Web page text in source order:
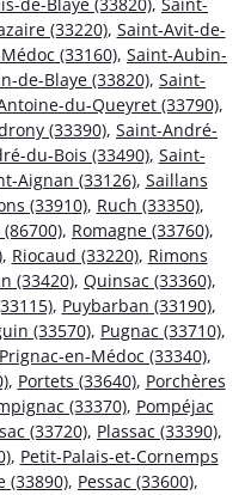
(33220), Saint-Avit-de-
(33160), Saint-Aubin-
de-Blaye (33820), Saint-
du-Queyret (33790),
(33390), Saint-André-
du-Bois (33490), Saint-
Aignan (33126), Saillans
(33910), Ruch (33350),
, Romagne (33760),
, Riocaud (33220), Rimons
(33420), Quinsac (33360),
, Puybarban (33190),
(33570), Pugnac (33710),
Prignac-en-Médoc (33340),
, Portets (33640), Porchères
(33370), Pompéjac
(33720), Plassac (33390),
, Petit-Palais-et-Cornemps
(33890), Pessac (33600),